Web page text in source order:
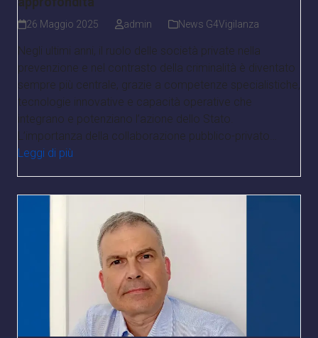
26 Maggio 2025 admin News G4Vigilanza
Negli ultimi anni, il ruolo delle società private nella
prevenzione e nel contrasto della criminalità è diventato
sempre più centrale, grazie a competenze specialistiche,
tecnologie innovative e capacità operative che
integrano e potenziano l’azione dello Stato.
L’importanza della collaborazione pubblico-privato…
Leggi di più